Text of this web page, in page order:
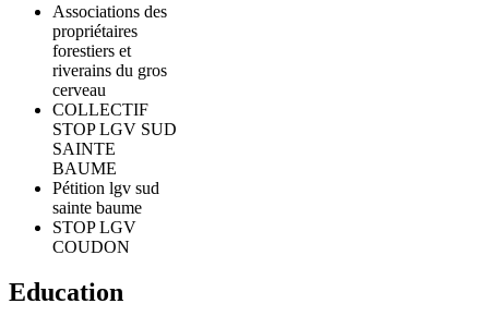
Associations des
propriétaires
forestiers et
riverains du gros
cerveau
COLLECTIF
STOP LGV SUD
SAINTE
BAUME
Pétition lgv sud
sainte baume
STOP LGV
COUDON
Education